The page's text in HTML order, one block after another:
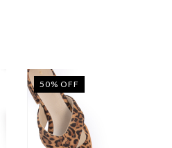
50% OFF